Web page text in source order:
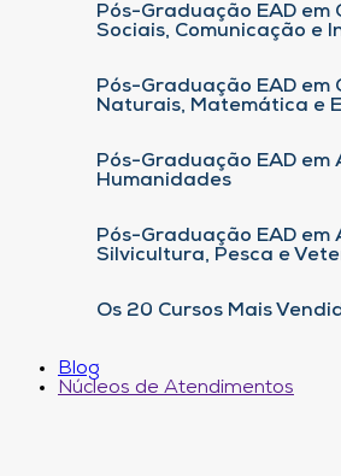
Pós-Graduação EAD em
Sociais, Comunicação e
Pós-Graduação EAD em
Naturais, Matemática e
Pós-Graduação EAD em
Humanidades
Pós-Graduação EAD em
Silvicultura, Pesca e
Os 20 Cursos Mais
Blog
Núcleos de Atendimentos